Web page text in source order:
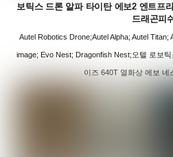
보틱스 드론 알파 타이탄 에보2 엔트프
드래곤피쉬
Autel Robotics Drone;Autel Alpha; Autel
image; Evo Nest; Dragonfish Nest;오텔 로보
이즈 640T 열화상 에보 네